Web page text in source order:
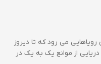
می رود که تا دیروز
از موانع یک به یک در